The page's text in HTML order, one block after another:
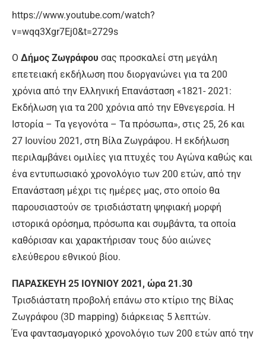
https://www.youtube.com/watch?
v=wqq3Xgr7Ej0&t=2729s
Ο Δήμος Ζωγράφου σας προσκαλεί στη μεγάλη
επετειακή εκδήλωση που διοργανώνει για τα 200
χρόνια από την Ελληνική Επανάσταση «1821- 2021:
Εκδήλωση για τα 200 χρόνια από την Εθνεγερσία. Η
Ιστορία – Τα γεγονότα – Τα πρόσωπα», στις 25, 26 και
27 Ιουνίου 2021, στη Βίλα Ζωγράφου. Η εκδήλωση
περιλαμβάνει ομιλίες για πτυχές του Αγώνα καθώς και
ένα εντυπωσιακό χρονολόγιο των 200 ετών, από την
Επανάσταση μέχρι τις ημέρες μας, στο οποίο θα
παρουσιαστούν σε τρισδιάστατη ψηφιακή μορφή
ιστορικά ορόσημα, πρόσωπα και συμβάντα, τα οποία
καθόρισαν και χαρακτήρισαν τους δύο αιώνες
ελεύθερου εθνικού βίου.
ΠΑΡΑΣΚΕΥΗ 25 ΙΟΥΝΙΟΥ 2021, ώρα 21.30
Τρισδιάστατη προβολή επάνω στο κτίριο της Βίλας
Ζωγράφου (3D mapping) διάρκειας 5 λεπτών.
Ένα φαντασμαγορικό χρονολόγιο των 200 ετών από την